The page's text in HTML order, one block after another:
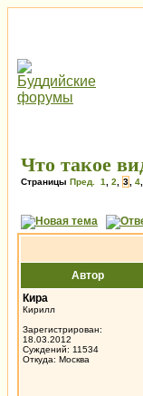
Что такое
Страницы Пред. 1 2 3 4
Автор
Кира
Кирилл
Зарегистрирован:
18.03.2012
Суждений: 11534
Откуда: Москва